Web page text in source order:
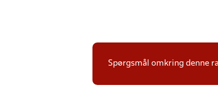
Spørgsmål omkring denne